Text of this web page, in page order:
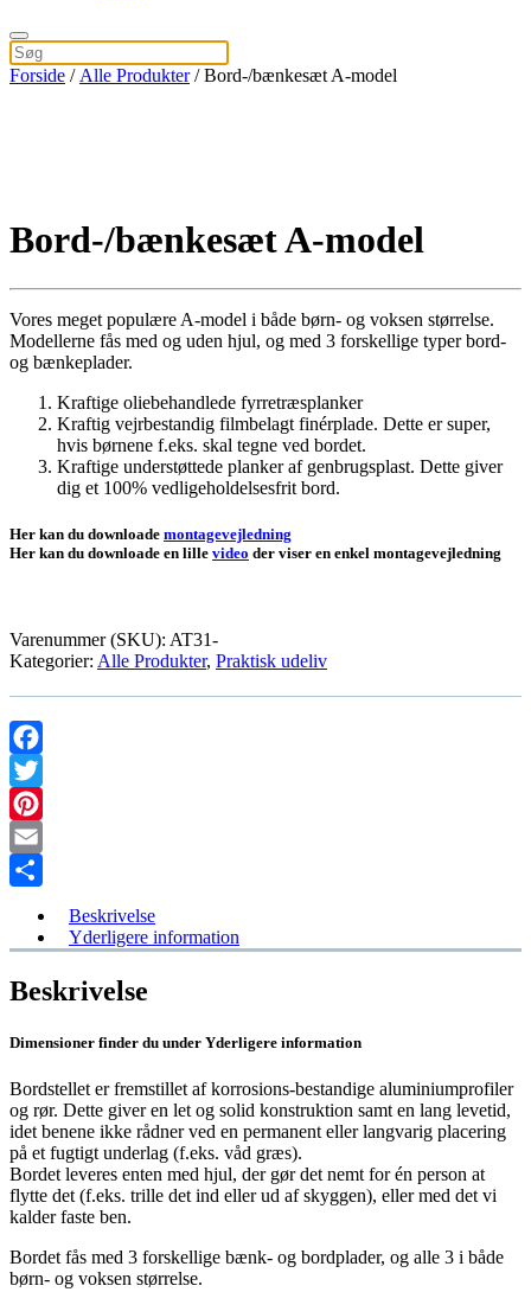
Forside / Alle Produkter/ Bord-/bænkesæt A-model
Bord-/bænkesæt A-model
Vores meget populære A-model i både børn- og voksen størrelse.
Modellerne fås med og uden hjul, og med 3 forskellige typer bord-
og bænkeplader.
Kraftige oliebehandlede fyrretræsplanker
Kraftig vejrbestandig filmbelagt finérplade. Dette er super,
hvis børnene f.eks. skal tegne ved bordet.
Kraftige understøttede planker af genbrugsplast. Dette giver
dig et 100% vedligeholdelsesfrit bord.
Her kan du downloade montagevejledning
Her kan du downloade en lille video der viser en enkel montagevejledning
Varenummer (SKU): AT31-
Kategorier: Alle Produkter, Praktisk udeliv
Facebook
Twitter
Pinterest
Email
Beskrivelse
Yderligere information
Beskrivelse
Dimensioner finder du under Yderligere information
Bordstellet er fremstillet af korrosions-bestandige aluminiumprofiler
og rør. Dette giver en let og solid konstruktion samt en lang levetid,
idet benene ikke rådner ved en permanent eller langvarig placering
på et fugtigt underlag (f.eks. våd græs).
Bordet leveres enten med hjul, der gør det nemt for én person at
flytte det (f.eks. trille det ind eller ud af skyggen), eller med det vi
kalder faste ben.
Bordet fås med 3 forskellige bænk- og bordplader, og alle 3 i både
børn- og voksen størrelse.